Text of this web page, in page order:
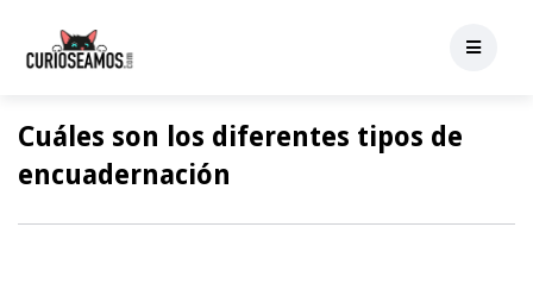
Cuáles son los diferentes tipos de
encuadernación